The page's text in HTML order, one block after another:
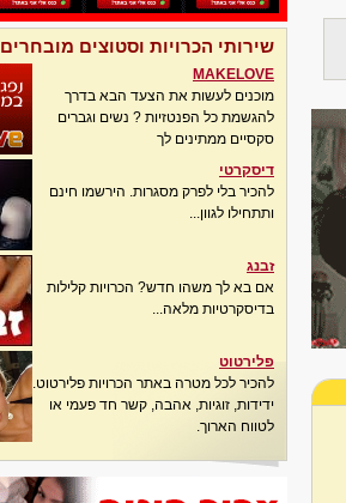
שירותי הכרויות וסטוצים מובחרים
MAKELOVE
מוכנים לעשות את הצעד הבא בדרך
להגשמת כל הפנטזיות ? נשים וגברים
סקסיים ממתינים לך
דיסקרטי
להכיר בלי לפרק מסגרות. הירשמו חינם
ותתחילו לגוון...
זבנג
אם בא לך משהו חדש? הכרויות קלילות
בדיסקרטיות מלאה...
פלירטוט
להכיר לכל מטרה באתר הכרויות פלירטוט.
ידידות, זוגיות, אהבה, קשר חד פעמי או
לטווח הארוך.